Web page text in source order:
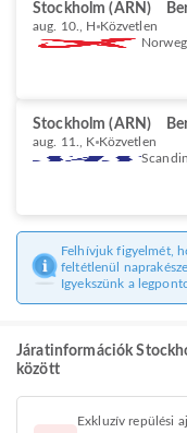
Stockholm (ARN)
aug. 10., H Közvetlen
Stockholm (ARN)
aug. 11., K Közvetlen
Felhívjuk figyelmét,
feltétlenül
Igyekszünk a
Járatinformációk
között
Exkluzív repülési